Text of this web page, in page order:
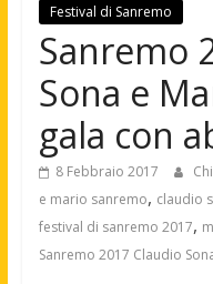
Festival di Sanremo
Sanremo
Sona e
gala con
8 Febbraio 2017
e mario sanremo, claudio
festival di sanremo 2017,
Sanremo 2017 Claudio